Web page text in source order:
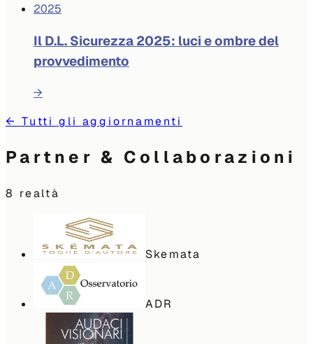
2025
Il D.L. Sicurezza 2025: luci e ombre del
provvedimento
→
← Tutti gli aggiornamenti
Partner & Collaborazioni
8 realtà
Skemata
ADR